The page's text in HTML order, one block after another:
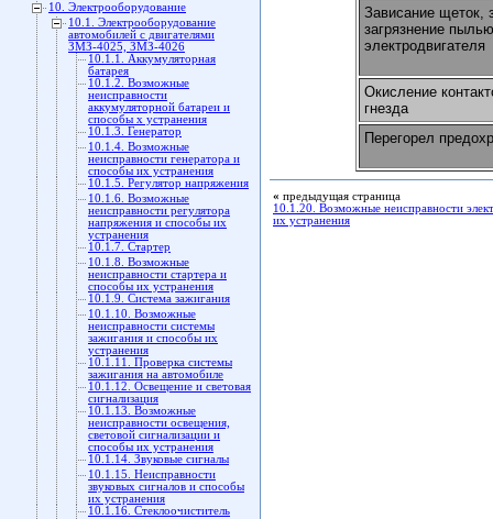
10. Электрооборудование
10.1. Электрооборудование
автомобилей с двигателями
ЗМЗ-4025, ЗМЗ-4026
10.1.1. Аккумуляторная
батарея
10.1.2. Возможные
неисправности
аккумуляторной батареи и
способы х устранения
10.1.3. Генератор
10.1.4. Возможные
неисправности генератора и
способы их устранения
10.1.5. Регулятор напряжения
10.1.6. Возможные
неисправности регулятора
напряжения и способы их
устранения
10.1.7. Стартер
10.1.8. Возможные
неисправности стартера и
способы их устранения
10.1.9. Система зажигания
10.1.10. Возможные
неисправности системы
зажигания и способы их
устранения
10.1.11. Проверка системы
зажигания на автомобиле
10.1.12. Освещение и световая
сигнализация
10.1.13. Возможные
неисправности освещения,
световой сигнализации и
способы их устранения
10.1.14. Звуковые сигналы
10.1.15. Неисправности
звуковых сигналов и способы
их устранения
10.1.16. Стеклоочиститель
Зависание щеток,
загрязнение
электродвигателя
Окисление
гнезда
Перегорел
« предыдущая страница
10.1.20. Возможные неисправности
их устранения